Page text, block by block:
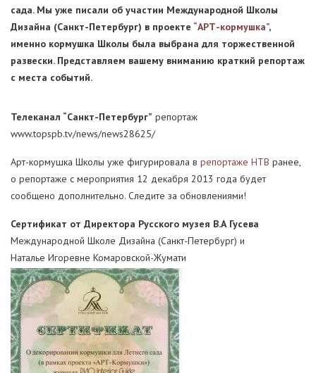
сада. Мы уже писали об участии Международной Школы
Дизайна (Санкт-Петербург) в проекте “АРТ-кормушка”,
именно кормушка Школы была выбрана для торжественной
развески. Представляем вашему вниманию краткий репортаж
с места событий.
Телеканал “Санкт-Петербург” репортаж
www.topspb.tv/news/news28625/
Арт-кормушка Школы уже фигурировала в репортаже НТВ ранее,
о репортаже с мероприятия 12 декабря 2013 года будет
сообщено дополнительно. Следите за обновлениями!
Сертификат от Директора Русского музея В.А Гусева
Международной Школе Дизайна (Санкт-Петербург) и
Наталье Игоревне Комаровской-Жумати